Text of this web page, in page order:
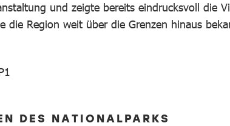
und zeigte bereits eindrucksvoll die
die Region weit über die Grenzen hinaus
DES NATIONALPARKS